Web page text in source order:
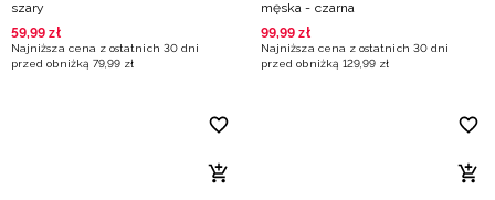
szary
59,99 zł
Najniższa cena z ostatnich 30 dni
przed obniżką 79,99 zł
męska - czarna
99,99 zł
Najniższa cena z ostatnich 30 dni
przed obniżką 129,99 zł